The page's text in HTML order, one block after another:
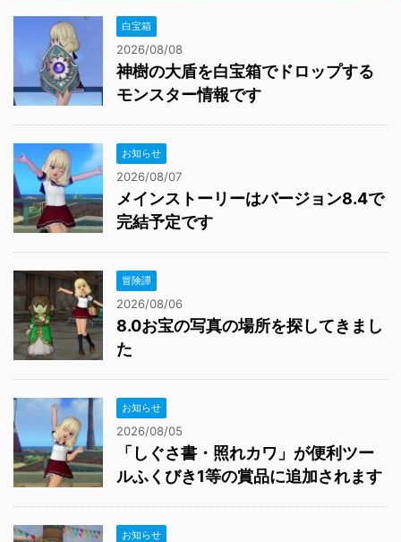
白宝箱
2026/08/08
神樹の大盾を白宝箱でドロップする
モンスター情報です
お知らせ
2026/08/07
メインストーリーはバージョン8.4で
完結予定です
冒険譚
2026/08/06
8.0お宝の写真の場所を探してきまし
た
お知らせ
2026/08/05
「しぐさ書・照れカワ」が便利ツー
ルふくびき1等の賞品に追加されます
お知らせ